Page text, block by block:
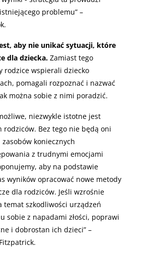
problemu” –
aby nie unikać sytuacji, które
dla dziecka. Zamiast tego
rodzice wspierali dziecko
pomagali rozpoznać i nazwać
można sobie z nimi poradzić.
niezwykle istotne jest
rodziców. Bez tego nie będą oni
koniecznych
z trudnymi emocjami
aby na podstawie
wyników opracować nowe metody
dla rodziców. Jeśli wzrośnie
temat szkodliwości urządzeń
sobie z napadami złości, poprawi
i dobrostan ich dzieci” –